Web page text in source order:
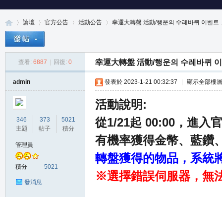
論壇
›
官方公告
›
活動公告
›
幸運大轉盤 活動/행운의 수레바퀴 이벤트
查看: 6887 回復: 0 幸運大轉盤 活動/행운의 수레바퀴
admin
346
主題
373
帖子
5021
積分
管理員
積分 5021
發消息
發表於 2023-1-21 00:32:37 顯示全部樓層
活動說明:
從1/21起 00:00，進入
有機率獲得金幣、藍鑽
轉盤獲得的物品，系統
※選擇錯誤伺服器，無